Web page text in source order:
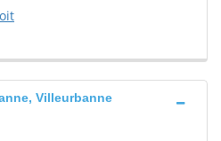
Villeurbanne